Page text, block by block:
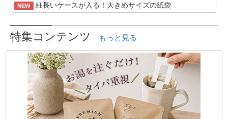
NEW 細長いケースが入る！大きめサイズの紙袋
特集コンテンツ もっと見る